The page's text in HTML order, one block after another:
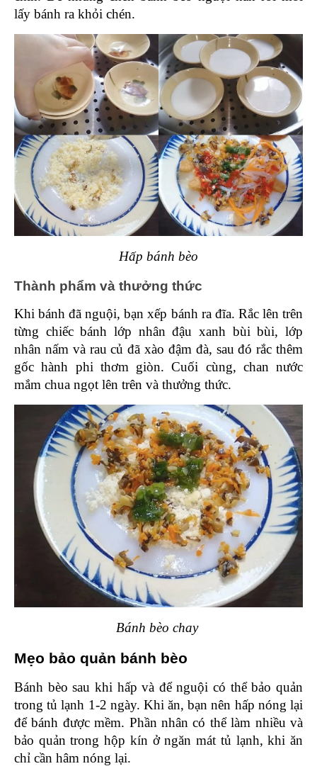
lấy bánh ra khỏi chén.
Hấp bánh bèo
Thành phẩm và thưởng thức
Khi bánh đã nguội, bạn xếp bánh ra đĩa. Rắc lên trên
từng chiếc bánh lớp nhân đậu xanh bùi bùi, lớp
nhân nấm và rau củ đã xào đậm đà, sau đó rắc thêm
gốc hành phi thơm giòn. Cuối cùng, chan nước
mắm chua ngọt lên trên và thưởng thức.
Bánh bèo chay
Mẹo bảo quản bánh bèo
Bánh bèo sau khi hấp và để nguội có thể bảo quản
trong tủ lạnh 1-2 ngày. Khi ăn, bạn nên hấp nóng lại
để bánh được mềm. Phần nhân có thể làm nhiều và
bảo quản trong hộp kín ở ngăn mát tủ lạnh, khi ăn
chỉ cần hâm nóng lại.